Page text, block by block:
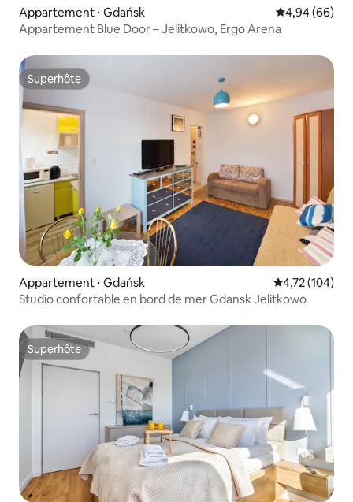
Appartement ⋅ Gdańsk Évaluation
4,94 (66)
Appartement Blue Door – Jelitkowo, Ergo Arena
Superhôte
Superhôte
Appartement ⋅ Gdańsk Évaluation
4,72 (104)
Studio confortable en bord de mer Gdansk Jelitkowo
Superhôte
Superhôte